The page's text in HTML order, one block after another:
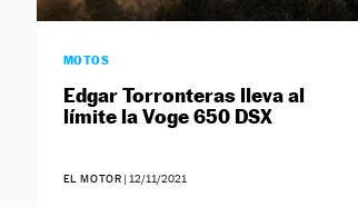
MOTOS
Edgar Torronteras lleva al
límite la Voge 650 DSX
EL MOTOR | 12/11/2021